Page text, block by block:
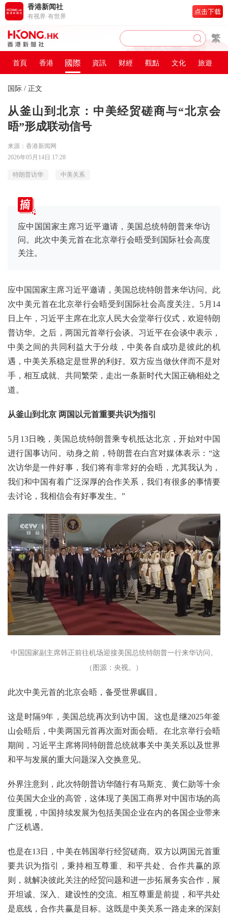
繁
首頁 香港 國際 資訊 财經 觀點 文化 旅遊
国际 / 正文
从釜山到北京：中美经贸磋商与“北京会
晤”形成联动信号
来源：香港新闻网
2026年05月14日 17:28
特朗普访华 中美关系
应中国国家主席习近平邀请，美国总统特朗普来华访
问。此次中美元首在北京举行会晤受到国际社会高度
关注。
应中国国家主席习近平邀请，美国总统特朗普来华访问。此
次中美元首在北京举行会晤受到国际社会高度关注。5月14
日上午，习近平主席在北京人民大会堂举行仪式，欢迎特朗
普访华。‌‌之后，两国元首举行会谈。习近平在会谈中表示，
中美之间的共同利益大于分歧，中美各自成功是彼此的机
遇，中美关系稳定是世界的利好。双方应当做伙伴而不是对
手，相互成就、共同繁荣，走出一条新时代大国正确相处之
道。
从釜山到北京 两国以元首重要共识为指引
5月13日晚，美国总统特朗普乘专机抵达北京，开始对中国
进行国事访问。动身之前，特朗普在白宫对媒体表示：“这
次访华是一件好事，我们将有非常好的会晤，尤其我认为，
我们和中国有着广泛深厚的合作关系，我们有很多的事情要
去讨论，我相信会有好事发生。”
中国国家副主席韩正前往机场迎接美国总统特朗普一行来华访问。
（图源：央视。）
此次中美元首的北京会晤，备受世界瞩目。
这是时隔9年，美国总统再次到访中国。这也是继2025年釜
山会晤后，中美两国元首再次面对面会晤。在北京举行会晤
期间，习近平主席将同特朗普总统就事关中美关系以及世界
和平与发展的重大问题深入交换意见。
外界注意到，此次特朗普访华随行有马斯克、黄仁勋等十余
位美国大企业的高管，这体现了美国工商界对中国市场的高
度重视，中国持续发展为包括美国企业在内的各国企业带来
广泛机遇。
也是在13日，中美在韩国举行经贸磋商。双方以两国元首重
要共识为指引，秉持相互尊重、和平共处、合作共赢的原
则，就解决彼此关注的经贸问题和进一步拓展务实合作，展
开坦诚、深入、建设性的交流。相互尊重是前提，和平共处
是底线，合作共赢是目标。这既是中美关系一路走来的深刻
香港新闻社
有视界·有世界